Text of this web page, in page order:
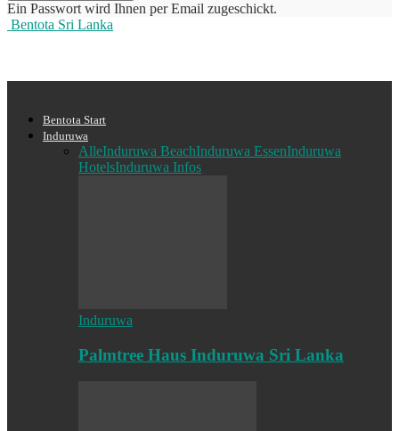
Ein Passwort wird Ihnen per Email zugeschickt.
Bentota Sri Lanka
Bentota Start
Induruwa
AlleInduruwa BeachInduruwa EssenInduruwa
HotelsInduruwa Infos
Induruwa
Palmtree Haus Induruwa Sri Lanka